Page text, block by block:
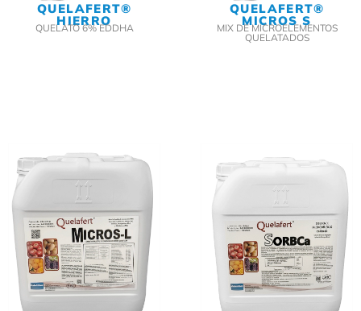
QUELAFERT®
HIERRO
QUELATO 6% EDDHA
QUELAFERT®
MICROS S
MIX DE MICROELEMENTOS
QUELATADOS